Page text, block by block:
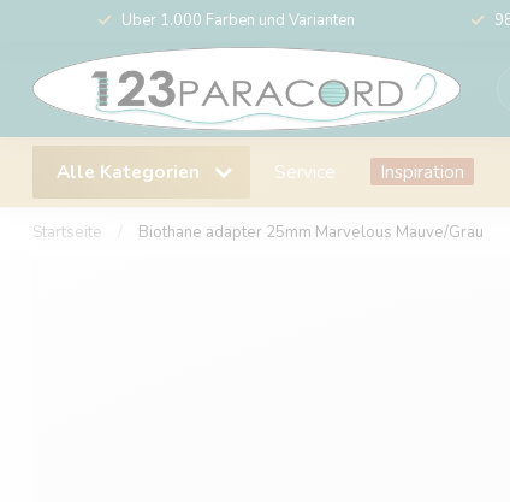
Über 1.000 Farben und Varianten
Alle Kategorien Service Inspiration
Startseite Biothane adapter 25mm Marvelous Mauve/Grau